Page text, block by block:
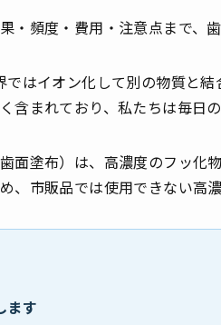
・頻度・費用・注意点まで、
はイオン化して別の物質と
含まれており、私たちは毎日
面塗布）は、高濃度のフッ化
、市販品では使用できない高
ます